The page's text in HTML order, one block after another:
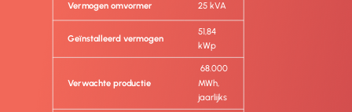
Vermogen omvormer 25 kVA
Geïnstalleerd vermogen
51,84
kWp
Verwachte productie
68.000
MWh,
jaarlijks